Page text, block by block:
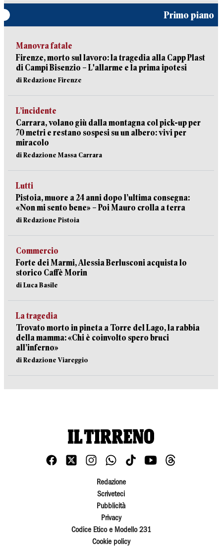
Primo piano
Manovra fatale
Firenze, morto sul lavoro: la tragedia alla Capp Plast
di Campi Bisenzio – L'allarme e la prima ipotesi
di Redazione Firenze
L’incidente
Carrara, volano giù dalla montagna col pick-up per
70 metri e restano sospesi su un albero: vivi per
miracolo
di Redazione Massa Carrara
Lutti
Pistoia, muore a 24 anni dopo l’ultima consegna:
«Non mi sento bene» – Poi Mauro crolla a terra
di Redazione Pistoia
Commercio
Forte dei Marmi, Alessia Berlusconi acquista lo
storico Caffè Morin
di Luca Basile
La tragedia
Trovato morto in pineta a Torre del Lago, la rabbia
della mamma: «Chi è coinvolto spero bruci
all’inferno»
di Redazione Viareggio
Redazione
Scriveteci
Pubblicità
Privacy
Codice Etico e Modello 231
Cookie policy